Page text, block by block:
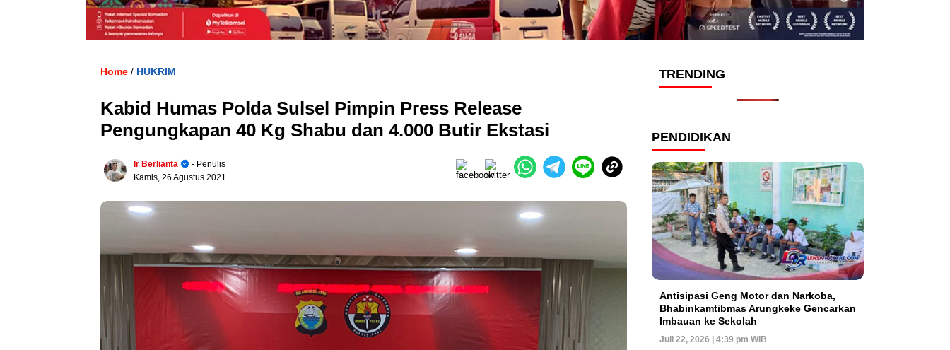
Home / HUKRIM
Kabid Humas Polda Sulsel Pimpin Press Release
Pengungkapan 40 Kg Shabu dan 4.000 Butir Ekstasi
Ir Berlianta
- Penulis
Kamis, 26 Agustus 2021
TRENDING
PENDIDIKAN
Antisipasi Geng Motor dan Narkoba,
Bhabinkamtibmas Arungkeke Gencarkan
Imbauan ke Sekolah
Juli 22, 2026 | 4:39 pm WIB